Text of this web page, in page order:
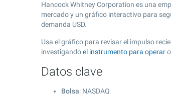
Hancock Whitney Corporation es una
mercado y un gráfico interactivo para
demanda USD.
Usa el gráfico para revisar el impulso
investigandoel instrumento para operar
Datos clave
Bolsa: NASDAQ